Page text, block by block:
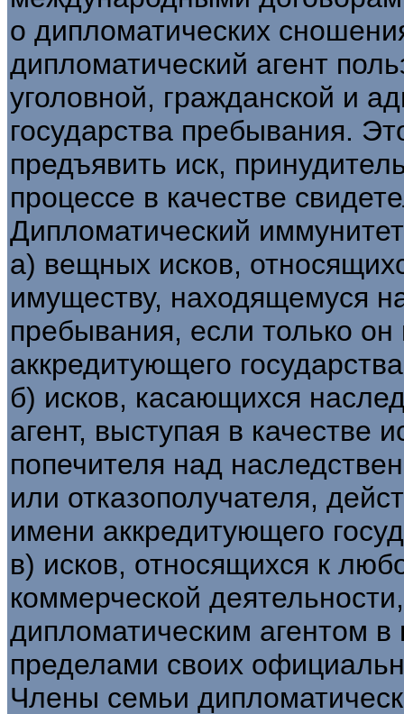
о дипломатических
дипломатический агент
уголовной, гражданской и
государства пребывания.
предъявить иск,
процессе в качестве
Дипломатический
а) вещных исков,
имуществу, находящемуся
пребывания, если только
аккредитующего
б) исков, касающихся
агент, выступая в качестве
попечителя над
или отказополучателя,
имени аккредитующего
в) исков, относящихся к
коммерческой
дипломатическим агентом в
пределами своих
Члены семьи